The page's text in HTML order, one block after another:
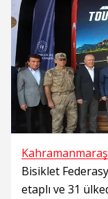
Kahramanmaraş
Bisiklet
etaplı ve 31